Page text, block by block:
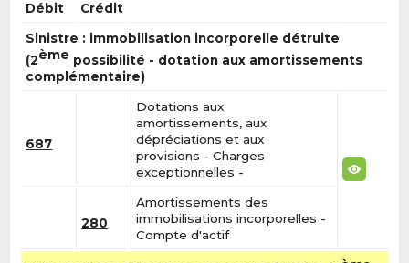
Débit Crédit
Sinistre : immobilisation incorporelle détruite
(2ème possibilité - dotation aux amortissements
complémentaire)
687
Dotations aux
amortissements, aux
dépréciations et aux
provisions - Charges
exceptionnelles -
280
Amortissements des
immobilisations incorporelles -
Compte d'actif